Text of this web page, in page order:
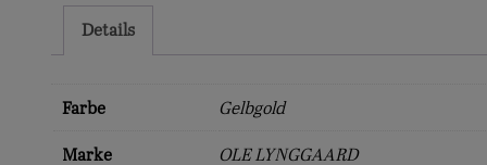
Details
Farbe Gelbgold
Marke OLE LYNGGAARD